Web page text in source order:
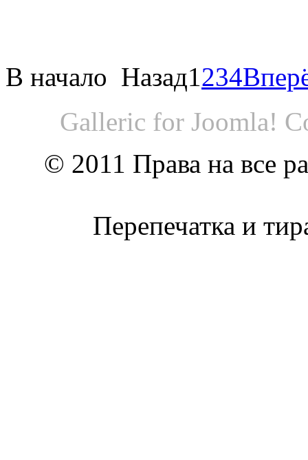
В начало Назад1234
Galleric for Joomla!
© 2011 Права на все
Перепечатка и